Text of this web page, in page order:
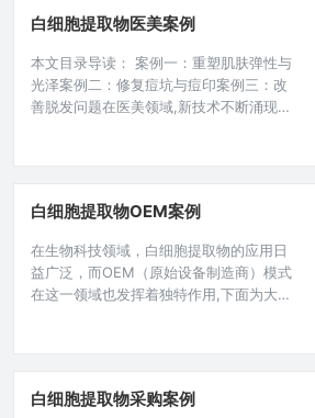
研究中发现，将特定的白细胞提取物与常
者，他们在接受传统化疗药物如顺铂、紫
杉醇等治疗的同时，辅以白细胞
白细胞提取物医美案例
本文目录导读： 案例一：重塑肌肤弹性与
光泽案例二：修复痘坑与痘印案例三：改
善脱发问题在医美领域,新技术不断涌现，
纹也悄然爬上眼角和额头，在尝试多种常
提取物相关医美项目。 医生首先从陈女士
自身抽取少量
白细胞提取物OEM案例
在生物科技领域，白细胞提取物的应用日
益广泛，而OEM（原始设备制造商）模式
在这一领域也发挥着独特作用,下面为大家
业A看到了其中的机遇，但自身在生产制造
白细胞提取物采购案例